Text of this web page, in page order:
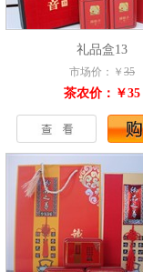
礼品盒13
市场价：￥ 35
茶农价：￥35